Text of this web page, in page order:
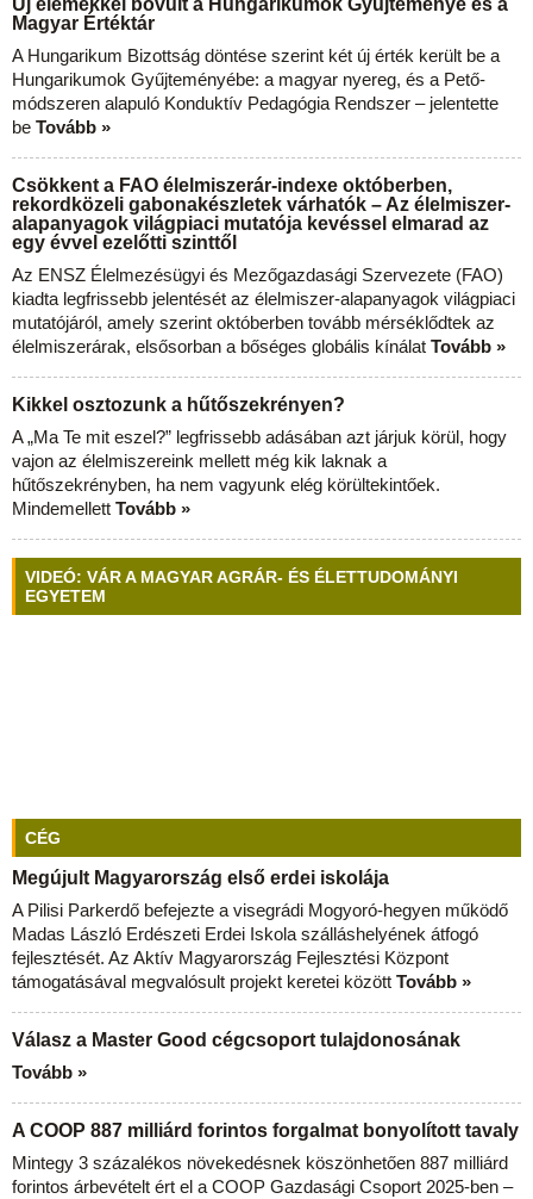
Új elemekkel bővült a Hungarikumok Gyűjteménye és a
Magyar Értéktár
A Hungarikum Bizottság döntése szerint két új érték került be a
Hungarikumok Gyűjteményébe: a magyar nyereg, és a Pető-
módszeren alapuló Konduktív Pedagógia Rendszer – jelentette
be Tovább »
Csökkent a FAO élelmiszerár-indexe októberben,
rekordközeli gabonakészletek várhatók – Az élelmiszer-
alapanyagok világpiaci mutatója kevéssel elmarad az
egy évvel ezelőtti szinttől
Az ENSZ Élelmezésügyi és Mezőgazdasági Szervezete (FAO)
kiadta legfrissebb jelentését az élelmiszer-alapanyagok világpiaci
mutatójáról, amely szerint októberben tovább mérséklődtek az
élelmiszerárak, elsősorban a bőséges globális kínálat Tovább »
Kikkel osztozunk a hűtőszekrényen?
A „Ma Te mit eszel?” legfrissebb adásában azt járjuk körül, hogy
vajon az élelmiszereink mellett még kik laknak a
hűtőszekrényben, ha nem vagyunk elég körültekintőek.
Mindemellett Tovább »
VIDEÓ: VÁR A MAGYAR AGRÁR- ÉS ÉLETTUDOMÁNYI
EGYETEM
CÉG
Megújult Magyarország első erdei iskolája
A Pilisi Parkerdő befejezte a visegrádi Mogyoró-hegyen működő
Madas László Erdészeti Erdei Iskola szálláshelyének átfogó
fejlesztését. Az Aktív Magyarország Fejlesztési Központ
támogatásával megvalósult projekt keretei között Tovább »
Válasz a Master Good cégcsoport tulajdonosának
Tovább »
A COOP 887 milliárd forintos forgalmat bonyolított tavaly
Mintegy 3 százalékos növekedésnek köszönhetően 887 milliárd
forintos árbevételt ért el a COOP Gazdasági Csoport 2025-ben –